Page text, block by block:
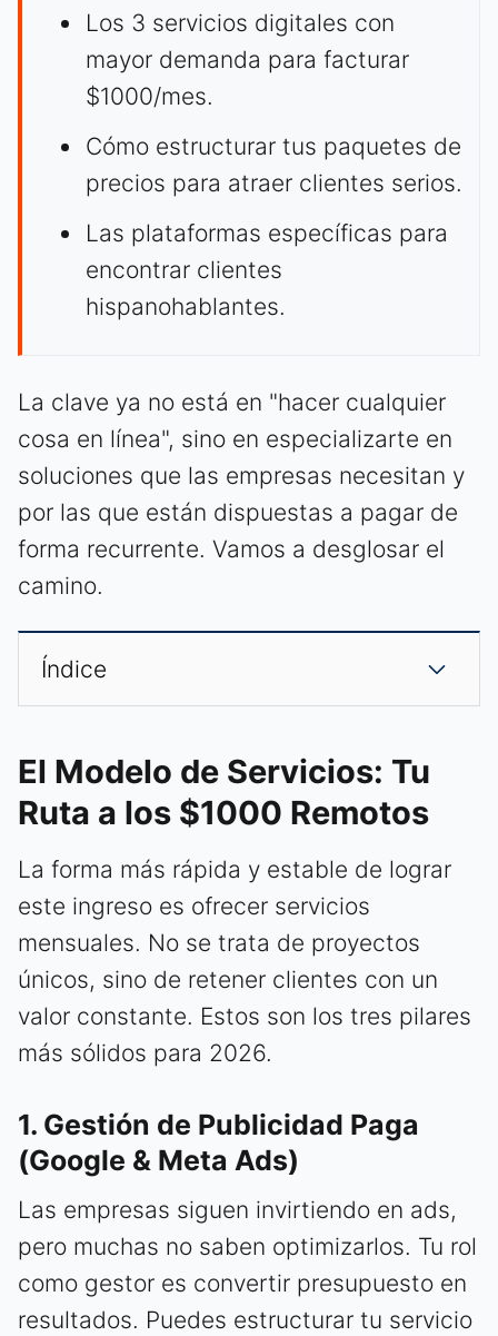
Los 3 servicios digitales con
mayor demanda para facturar
$1000/mes.
Cómo estructurar tus paquetes de
precios para atraer clientes serios.
Las plataformas específicas para
encontrar clientes
hispanohablantes.
La clave ya no está en "hacer cualquier
cosa en línea", sino en especializarte en
soluciones que las empresas necesitan y
por las que están dispuestas a pagar de
forma recurrente. Vamos a desglosar el
camino.
Índice
El Modelo de Servicios: Tu
Ruta a los $1000 Remotos
La forma más rápida y estable de lograr
este ingreso es ofrecer servicios
mensuales. No se trata de proyectos
únicos, sino de retener clientes con un
valor constante. Estos son los tres pilares
más sólidos para 2026.
1. Gestión de Publicidad Paga
(Google & Meta Ads)
Las empresas siguen invirtiendo en ads,
pero muchas no saben optimizarlos. Tu rol
como gestor es convertir presupuesto en
resultados. Puedes estructurar tu servicio